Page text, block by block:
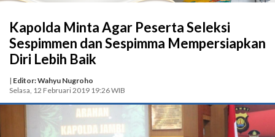
Kapolda Minta Agar Peserta Seleksi
Sespimmen dan Sespimma Mempersiapkan
Diri Lebih Baik
| Editor: Wahyu Nugroho
Selasa, 12 Februari 2019 19:26 WIB